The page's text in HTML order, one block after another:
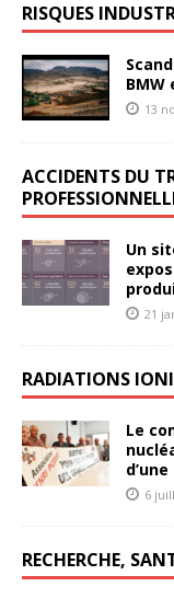
RISQUES
BMW
13
ACCIDENTS DU
Un
21
RADIATIONS
Le
6
RECHERCHE,